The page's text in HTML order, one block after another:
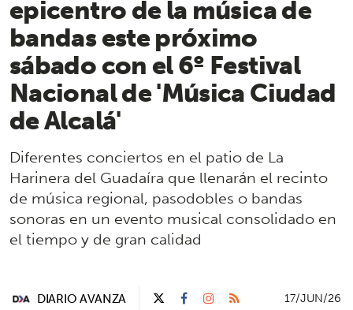
epicentro de la música de
bandas este próximo
sábado con el 6º Festival
Nacional de 'Música Ciudad
de Alcalá'
Diferentes conciertos en el patio de La
Harinera del Guadaíra que llenarán el recinto
de música regional, pasodobles o bandas
sonoras en un evento musical consolidado en
el tiempo y de gran calidad
DIARIO AVANZA 17/JUN/26